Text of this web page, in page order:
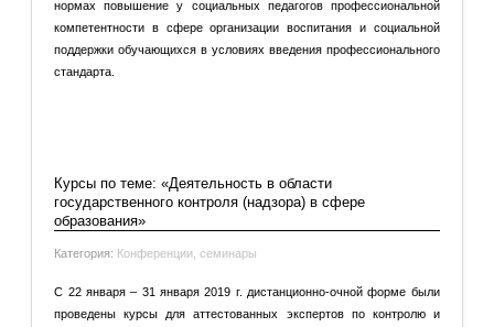
нормах повышение у социальных педагогов профессиональной
компетентности в сфере организации воспитания и социальной
поддержки обучающихся в условиях введения профессионального
стандарта.
Курсы по теме: «Деятельность в области
государственного контроля (надзора) в сфере
образования»
Категория: Конференции, семинары
С 22 января – 31 января 2019 г. дистанционно-очной форме были
проведены курсы для аттестованных экспертов по контролю и